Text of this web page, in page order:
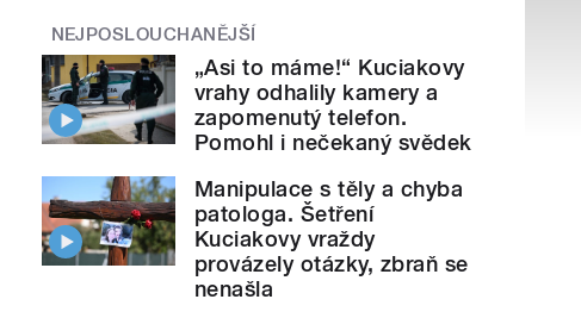
NEJPOSLOUCHANĚJŠÍ
„Asi to máme!“ Kuciakovy
vrahy odhalily kamery a
zapomenutý telefon.
Pomohl i nečekaný svědek
Manipulace s těly a chyba
patologa. Šetření
Kuciakovy vraždy
provázely otázky, zbraň se
nenašla